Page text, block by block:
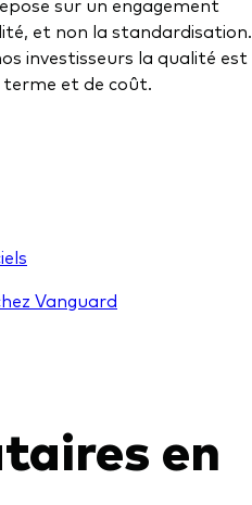
et non la standardisation.
investisseurs la qualité est
et de coût.
Vanguard
en